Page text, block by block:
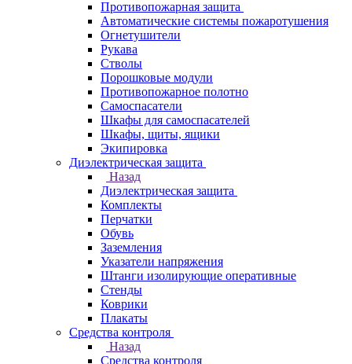
Противопожарная защита
Автоматические системы пожаротушения
Огнетушители
Рукава
Стволы
Порошковые модули
Противопожарное полотно
Самоспасатели
Шкафы для самоспасателей
Шкафы, щиты, ящики
Экипировка
Диэлектрическая защита
Назад
Диэлектрическая защита
Комплекты
Перчатки
Обувь
Заземления
Указатели напряжения
Штанги изолирующие оперативные
Стенды
Коврики
Плакаты
Средства контроля
Назад
Средства контроля